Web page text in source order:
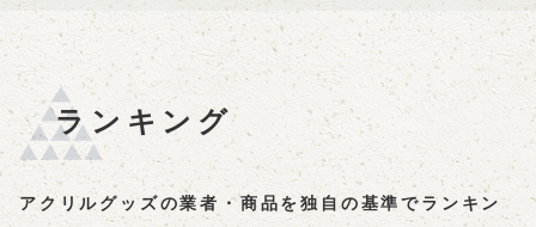
ランキング
アクリルグッズの業者・商品を独自の基準でランキン